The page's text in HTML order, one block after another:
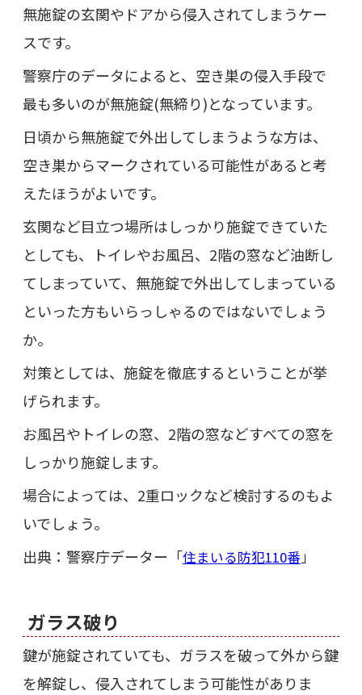
無施錠の玄関やドアから侵入されてしまうケー
スです。
警察庁のデータによると、空き巣の侵入手段で
最も多いのが無施錠(無締り)となっています。
日頃から無施錠で外出してしまうような方は、
空き巣からマークされている可能性があると考
えたほうがよいです。
玄関など目立つ場所はしっかり施錠できていた
としても、トイレやお風呂、2階の窓など油断し
てしまっていて、無施錠で外出してしまっている
といった方もいらっしゃるのではないでしょう
か。
対策としては、施錠を徹底するということが挙
げられます。
お風呂やトイレの窓、2階の窓などすべての窓を
しっかり施錠します。
場合によっては、2重ロックなど検討するのもよ
いでしょう。
出典：警察庁データー「住まいる防犯110番 」
ガラス破り
鍵が施錠されていても、ガラスを破って外から鍵
を解錠し、侵入されてしまう可能性がありま